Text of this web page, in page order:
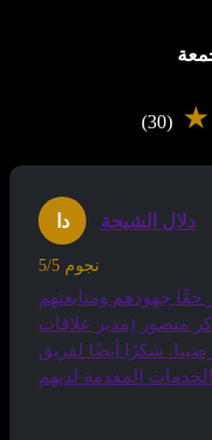
(30)
دا دلال الشيحة
5/5 نجوم
جهودهم ومتابعتهم
منصور (مدير علاقات
شكرًا أيضًا لفريق
المقدمة لديهم